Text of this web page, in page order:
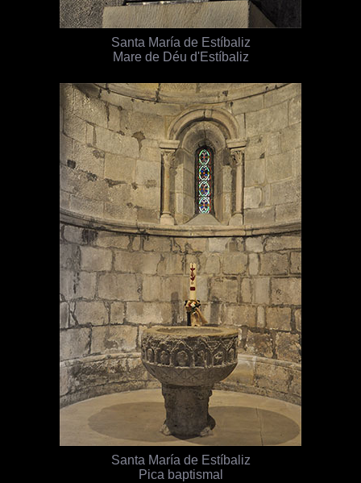
Santa María de Estíbaliz
Mare de Déu d'Estíbaliz
Santa María de Estíbaliz
Pica baptismal